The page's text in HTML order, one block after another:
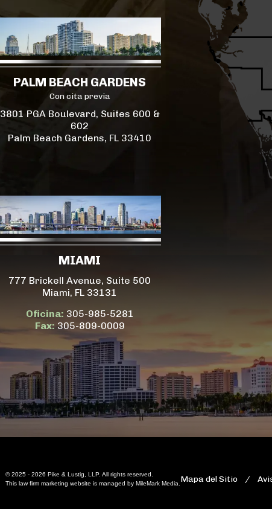
PALM BEACH GARDENS
Con cita previa
3801 PGA Boulevard, Suites 600 &
602
Palm Beach Gardens, FL 33410
MIAMI
777 Brickell Avenue, Suite 500
Miami, FL 33131
Oficina: 305-985-5281
Fax: 305-809-0009
© 2025 - 2026 Pike & Lustig, LLP. All rights reserved.
This law firm marketing website is managed by MileMark Media.Mapa del Sitio